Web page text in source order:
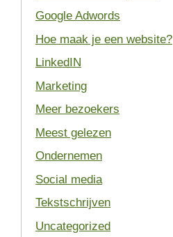
Google Adwords
Hoe maak je een website?
LinkedIN
Marketing
Meer bezoekers
Meest gelezen
Ondernemen
Social media
Tekstschrijven
Uncategorized